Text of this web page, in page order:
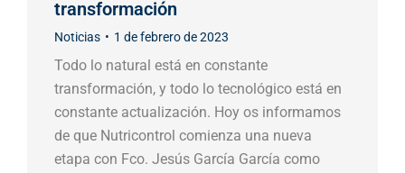
transformación
Noticias 1 de febrero de 2023
Todo lo natural está en constante
transformación, y todo lo tecnológico está en
constante actualización. Hoy os informamos
de que Nutricontrol comienza una nueva
etapa con Fco. Jesús García García como